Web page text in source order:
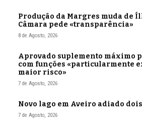
Produção da Margres muda de
Câmara pede «transparência»
8 de Agosto, 2026
Aprovado suplemento máximo
com funções «particularmente
maior risco»
7 de Agosto, 2026
Novo lago em Aveiro adiado
7 de Agosto, 2026